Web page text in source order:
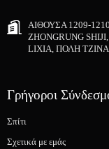
ΑΙΘΟΥΣΑ 1209-
ZHONGRUNG
LIXIA, ΠΟΛΗ
Γρήγοροι
Σπίτι
Σχετικά με εμάς